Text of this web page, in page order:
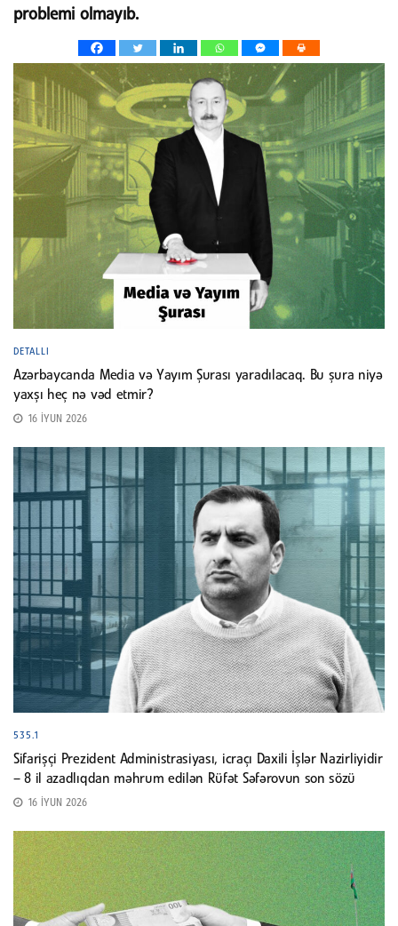
problemi olmayıb.
DETALLI
Azərbaycanda Media və Yayım Şurası yaradılacaq. Bu şura niyə
yaxşı heç nə vəd etmir?
16 İYUN 2026
535.1
Sifarişçi Prezident Administrasiyası, icraçı Daxili İşlər Nazirliyidir
– 8 il azadlıqdan məhrum edilən Rüfət Səfərovun son sözü
16 İYUN 2026